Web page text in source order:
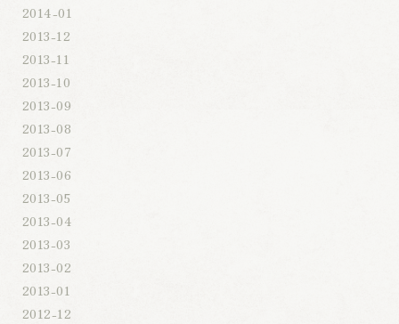
2014-01
2013-12
2013-11
2013-10
2013-09
2013-08
2013-07
2013-06
2013-05
2013-04
2013-03
2013-02
2013-01
2012-12